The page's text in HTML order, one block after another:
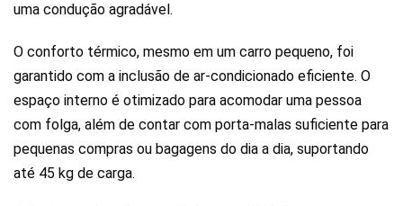
uma condução agradável.
O conforto térmico, mesmo em um carro pequeno, foi
garantido com a inclusão de ar-condicionado eficiente. O
espaço interno é otimizado para acomodar uma pessoa
com folga, além de contar com porta-malas suficiente para
pequenas compras ou bagagens do dia a dia, suportando
até 45 kg de carga.